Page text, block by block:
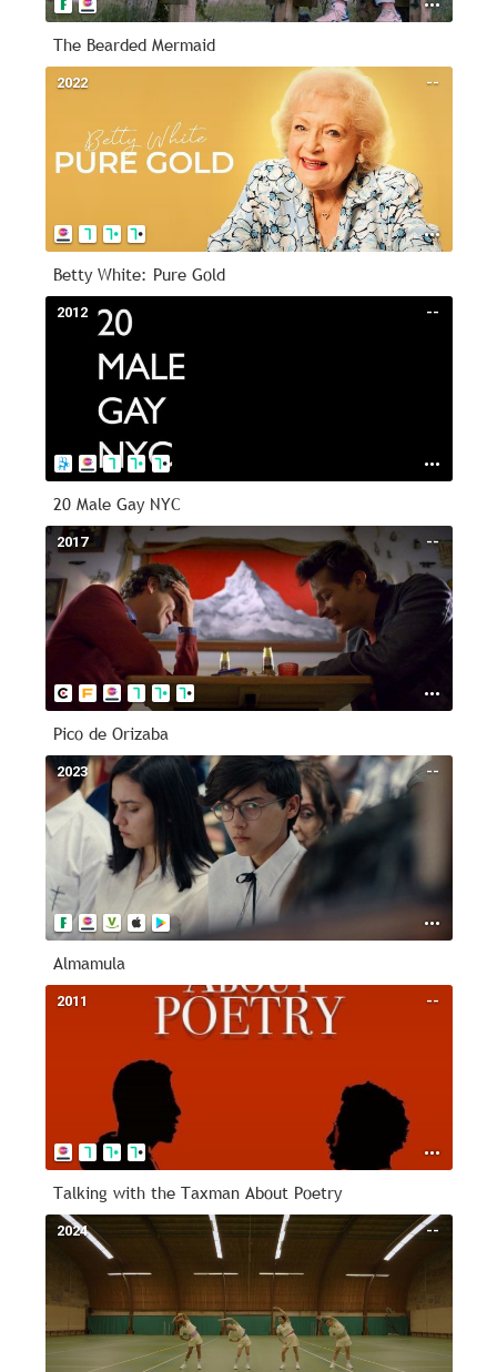
The Bearded Mermaid
--
2022
Betty White: Pure Gold
--
2012
20 Male Gay NYC
--
2017
Pico de Orizaba
--
2023
Almamula
--
2011
Talking with the Taxman About Poetry
--
2024